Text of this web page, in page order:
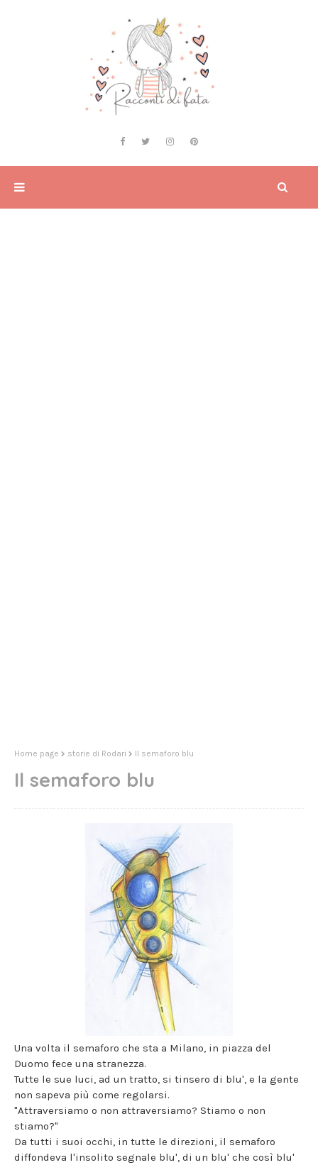
Home page storie di Rodari Il semaforo blu
Il semaforo blu
Una volta il semaforo che sta a Milano, in piazza del
Duomo fece una stranezza.
Tutte le sue luci, ad un tratto, si tinsero di blu', e la gente
non sapeva più come regolarsi.
"Attraversiamo o non attraversiamo? Stiamo o non
stiamo?"
Da tutti i suoi occhi, in tutte le direzioni, il semaforo
diffondeva l'insolito segnale blu', di un blu' che così blu'